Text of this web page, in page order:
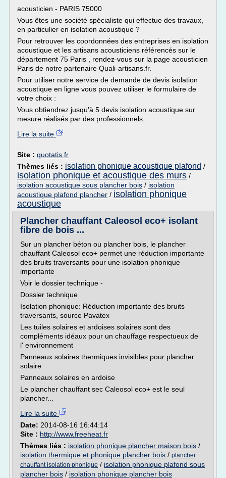
acousticien - PARIS 75000
Vous êtes une société spécialiste qui effectue des travaux,
en particulier en isolation acoustique ?
Pour retrouver les coordonnées des entreprises en isolation
acoustique et les artisans acousticiens référencés sur le
département 75 Paris , rendez-vous sur la page acousticien
Paris de notre partenaire Quali-artisans.fr.
Pour utiliser notre service de demande de devis isolation
acoustique en ligne vous pouvez utiliser le formulaire de
votre choix :
Vous obtiendrez jusqu'à 5 devis isolation acoustique sur
mesure réalisés par des professionnels...
Lire la suite
Site : quotatis.fr
Thèmes liés : isolation phonique acoustique plafond /
isolation phonique et acoustique des murs /
isolation acoustique sous plancher bois / isolation
acoustique plafond plancher / isolation phonique
acoustique
Plancher chauffant Caleosol eco+ isolant
fibre de bois ...
Sur un plancher béton ou plancher bois, le plancher
chauffant Caleosol eco+ permet une réduction importante
des bruits traversants pour une isolation phonique
importante
Voir le dossier technique -
Dossier technique
Isolation phonique: Réduction importante des bruits
traversants, source Pavatex
Les tuiles solaires et ardoises solaires sont des
compléments idéaux pour un chauffage respectueux de
l' environnement
Panneaux solaires thermiques invisibles pour plancher
solaire
Panneaux solaires en ardoise
Le plancher chauffant sec Caleosol eco+ est le seul
plancher...
Lire la suite
Date: 2014-08-16 16:44:14
Site : http://www.freeheat.fr
Thèmes liés : isolation phonique plancher maison bois /
isolation thermique et phonique plancher bois / plancher
chauffant isolation phonique / isolation phonique plafond sous
plancher bois / isolation phonique plancher bois